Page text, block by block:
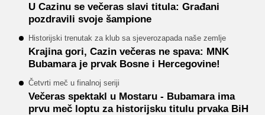
U Cazinu se večeras slavi titula: Građani
pozdravili svoje šampione
Historijski trenutak za klub sa sjeverozapada naše zemlje
Krajina gori, Cazin večeras ne spava: MNK
Bubamara je prvak Bosne i Hercegovine!
Četvrti meč u finalnoj seriji
Večeras spektakl u Mostaru - Bubamara ima
prvu meč loptu za historijsku titulu prvaka BiH